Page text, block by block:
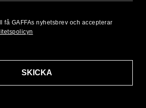
SKICKA
få GAFFAs nyhetsbrev och accepterar